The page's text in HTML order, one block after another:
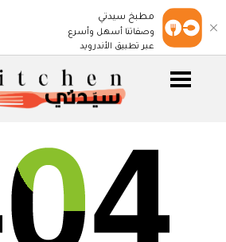
مطبخ سيدتي
وصفاتنا أسهل وأسرع
عبر تطبيق الأندرويد